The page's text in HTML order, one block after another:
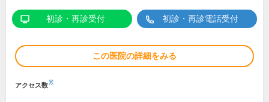
初診・再診受付 初診・再診電話受付
この医院の詳細をみる
アクセス数※